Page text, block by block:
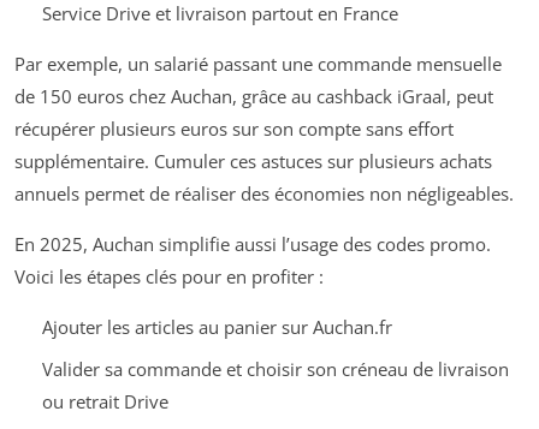
Service Drive et livraison partout en France
Par exemple, un salarié passant une commande mensuelle
de 150 euros chez Auchan, grâce au cashback iGraal, peut
récupérer plusieurs euros sur son compte sans effort
supplémentaire. Cumuler ces astuces sur plusieurs achats
annuels permet de réaliser des économies non négligeables.
En 2025, Auchan simplifie aussi l’usage des codes promo.
Voici les étapes clés pour en profiter :
Ajouter les articles au panier sur Auchan.fr
Valider sa commande et choisir son créneau de livraison
ou retrait Drive